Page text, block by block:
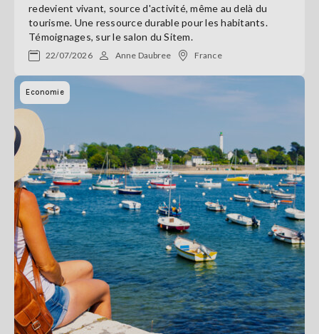
redevient vivant, source d'activité, même au delà du
tourisme. Une ressource durable pour les habitants.
Témoignages, sur le salon du Sitem.
22/07/2026 Anne Daubree France
Economie